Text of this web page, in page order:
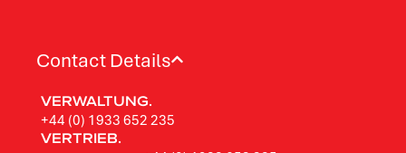
Contact Details
VERWALTUNG.
+44 (0) 1933 652 235
VERTRIEB.